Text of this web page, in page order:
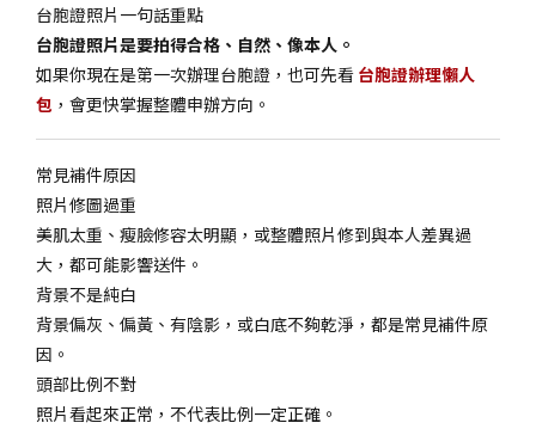
台胞證照片一句話重點
台胞證照片是要拍得合格、自然、像本人。
如果你現在是第一次辦理台胞證，也可先看 台胞證辦理懶人
包 ，會更快掌握整體申辦方向。
常見補件原因
照片修圖過重
美肌太重、瘦臉修容太明顯，或整體照片修到與本人差異過
大，都可能影響送件。
背景不是純白
背景偏灰、偏黃、有陰影，或白底不夠乾淨，都是常見補件原
因。
頭部比例不對
照片看起來正常，不代表比例一定正確。